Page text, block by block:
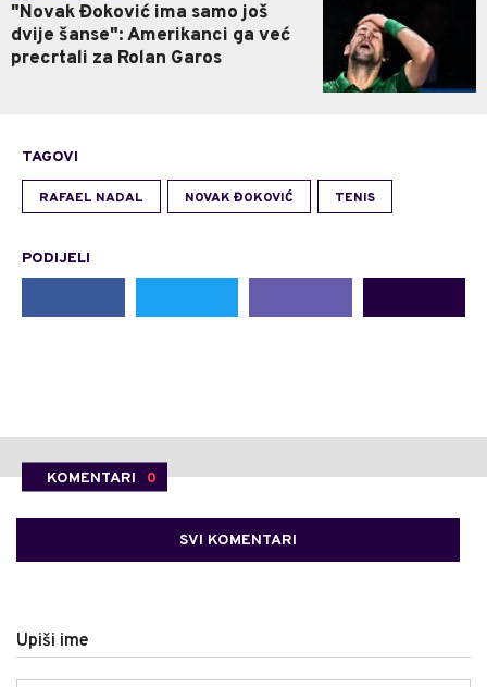
"Novak Đoković ima samo još
dvije šanse": Amerikanci ga već
precrtali za Rolan Garos
TAGOVI
RAFAEL NADAL NOVAK ĐOKOVIĆ TENIS
PODIJELI
KOMENTARI 0
SVI KOMENTARI
Upiši ime